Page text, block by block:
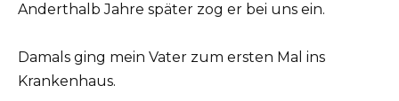
Anderthalb Jahre später zog er bei uns ein.
Damals ging mein Vater zum ersten Mal ins
Krankenhaus.